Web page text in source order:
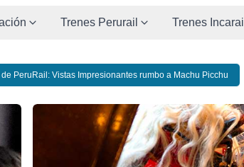
Trenes Perurail Trenes Incarail
PeruRail: Vistas Impresionantes rumbo a Machu Picchu